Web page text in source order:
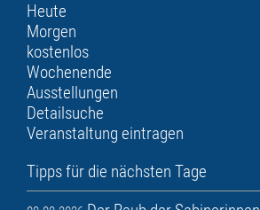
Heute
Morgen
kostenlos
Wochenende
Ausstellungen
Detailsuche
Veranstaltung eintragen
Tipps für die nächsten Tage